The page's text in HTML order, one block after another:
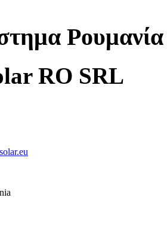
Ρουμανία
RO SRL